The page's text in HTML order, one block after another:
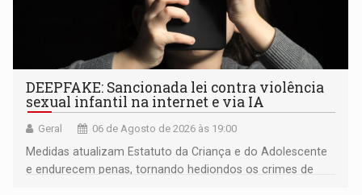
DEEPFAKE: Sancionada lei contra violência
sexual infantil na internet e via IA
Geral 06 de Agosto de 2026 às 19:00
Medidas atualizam Estatuto da Criança e do Adolescente
e endurecem penas, tornando hediondos os crimes de